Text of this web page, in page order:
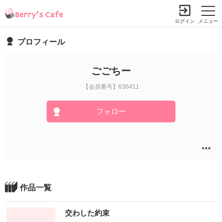
メニュー
ログイン
プロフィール
ごごちー
【会員番号】636411
フォロー
作品一覧
交わした約束